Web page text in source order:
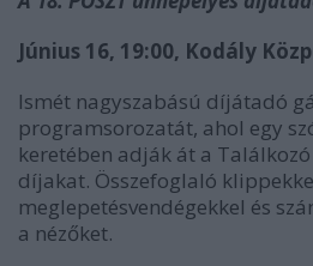
Június 16, 19:00, Kodály
Ismét nagyszabású díjátadó
programsorozatát, ahol egy
keretében adják át a
díjakat. Összefoglaló
meglepetésvendégekkel és
a nézőket.